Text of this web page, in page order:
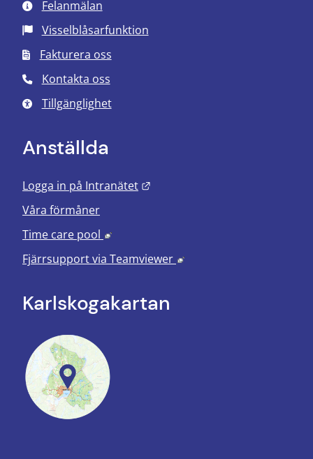
Felanmälan
Visselblåsarfunktion
Fakturera oss
Kontakta oss
Tillgänglighet
Anställda
Logga in på Intranätet
Våra förmåner
Time care pool
Länk till annan webbplats, öppnas i
Fjärrsupport via Teamviewer Länk till annan
Karlskoga­kartan